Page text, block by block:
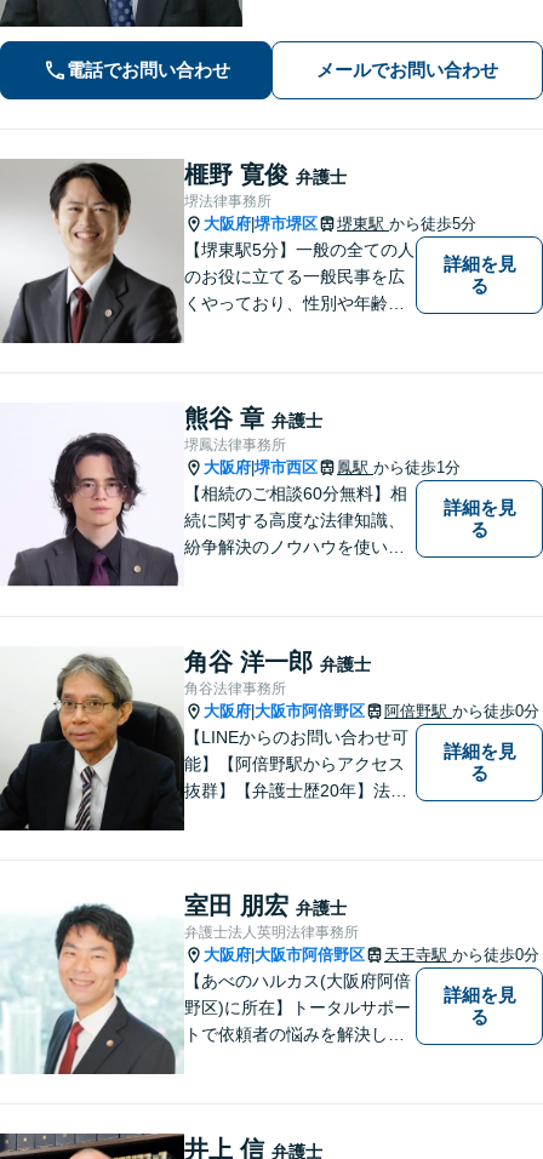
添い、皆さまが安心して暮らせるよ
う、全力でお守りします。
電話でお問い合わせ メールでお問い合わせ
榧野 寛俊 弁護士
堺法律事務所
大阪府 堺市堺区 堺東駅 から徒歩5分
【堺東駅5分】一般の全ての人
のお役に立てる一般民事を広
くやっており、性別や年齢を
摯に寄り添い、困難な問題に
も粘り強く対峙して、信頼を
積み重ねていきたいと考えて
います。
詳細を見
る
熊谷 章 弁護士
堺鳳法律事務所
大阪府 堺市西区 鳳駅 から徒歩1分
【相続のご相談60分無料】相
続に関する高度な法律知識、
紛争解決のノウハウを使い、
確かつスピーディーに進め、
ご相談様にとって最適なご提
案ができるよう努めます。
詳細を見
る
角谷 洋一郎 弁護士
角谷法律事務所
大阪府 大阪市阿倍野区 阿倍野駅 から徒歩0分
【LINEからのお問い合わせ可
能】【阿倍野駅からアクセス
抜群】【弁護士歴20年】法テ
トップ対応が強み！交通事故
／遺産分割／離婚／債務整理
／その他
詳細を見
る
室田 朋宏 弁護士
弁護士法人英明法律事務所
大阪府 大阪市阿倍野区 天王寺駅 から徒歩0分
【あべのハルカス(大阪府阿倍
野区)に所在】トータルサポー
トで依頼者の悩みを解決しま
詳細を見
る
井上 信 弁護士